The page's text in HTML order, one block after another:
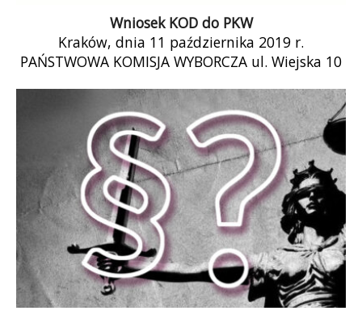
Wniosek KOD do PKW
Kraków, dnia 11 października 2019 r.
PAŃSTWOWA KOMISJA WYBORCZA ul. Wiejska 10
Obrony Demokracji […]